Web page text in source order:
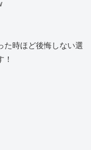
た時ほど後悔しない選